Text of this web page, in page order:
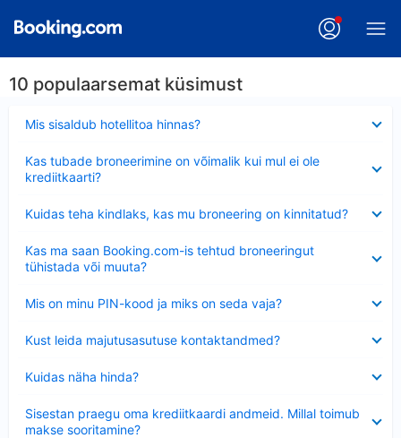
10 populaarsemat küsimust
Mis sisaldub hotellitoa hinnas?
Kas tubade broneerimine on võimalik kui mul ei ole
krediitkaarti?
Kuidas teha kindlaks, kas mu broneering on kinnitatud?
Kas ma saan Booking.com-is tehtud broneeringut
tühistada või muuta?
Mis on minu PIN-kood ja miks on seda vaja?
Kust leida majutusasutuse kontaktandmed?
Kuidas näha hinda?
Sisestan praegu oma krediitkaardi andmeid. Millal toimub
makse sooritamine?